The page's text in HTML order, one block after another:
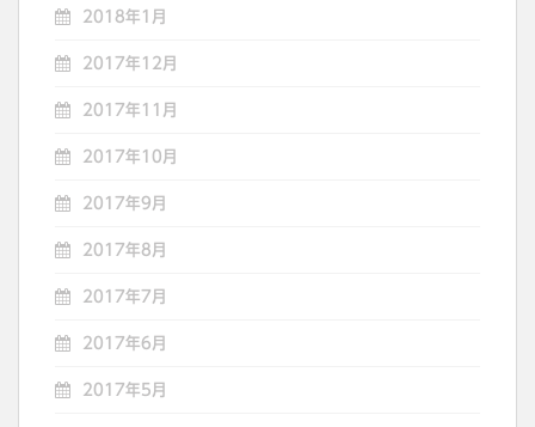
2018年1月
2017年12月
2017年11月
2017年10月
2017年9月
2017年8月
2017年7月
2017年6月
2017年5月